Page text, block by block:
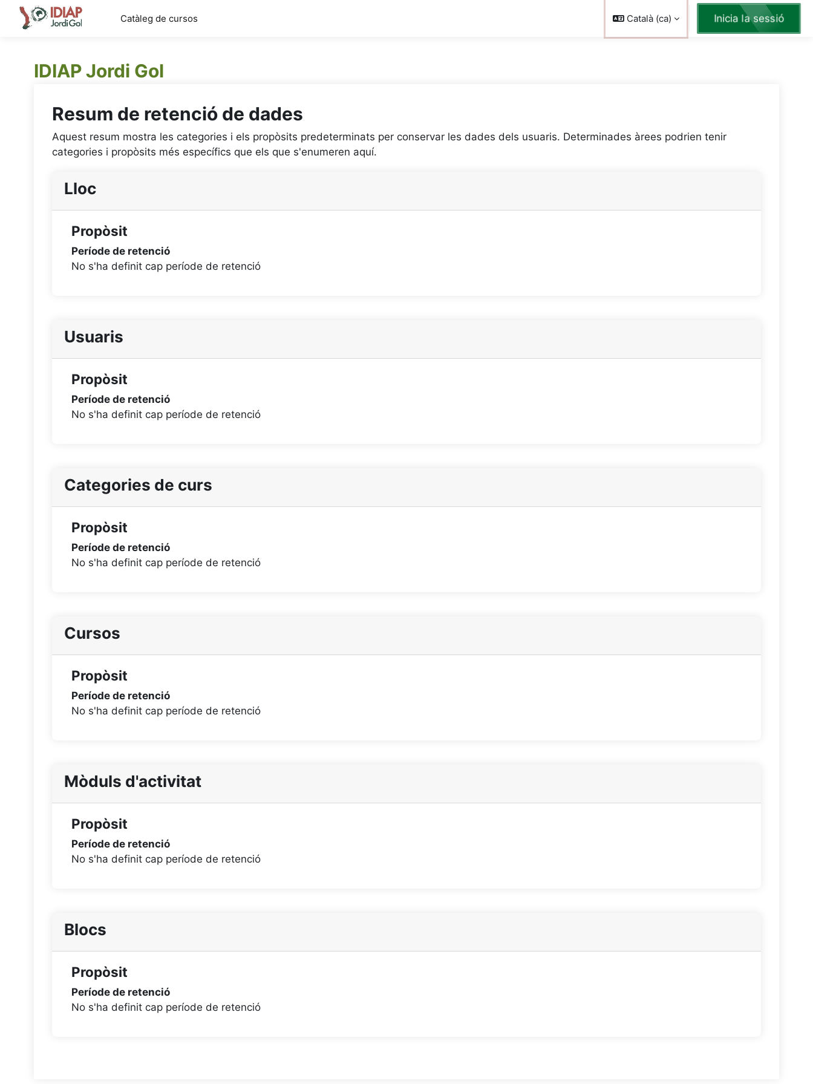
Ves al contingut principal
Catàleg de cursos Català ‎(ca)‎ Inicia la sessió
IDIAP Jordi Gol
Resum de retenció de dades
Aquest resum mostra les categories i els propòsits predeterminats per conservar les dades dels usuaris. Determinades àrees podrien tenir
categories i propòsits més específics que els que s'enumeren aquí.
Lloc
Propòsit
Període de retenció
No s'ha definit cap període de retenció
Usuaris
Propòsit
Període de retenció
No s'ha definit cap període de retenció
Categories de curs
Propòsit
Període de retenció
No s'ha definit cap període de retenció
Cursos
Propòsit
Període de retenció
No s'ha definit cap període de retenció
Mòduls d'activitat
Propòsit
Període de retenció
No s'ha definit cap període de retenció
Blocs
Propòsit
Període de retenció
No s'ha definit cap període de retenció